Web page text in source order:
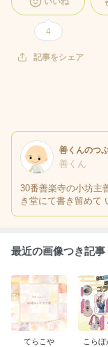
4
記事をシェア
善くんのつ
善くん
30番善楽寺の小坊主
き堂にて書き留めて
最近の画像つき記事
てらこや こらぼ